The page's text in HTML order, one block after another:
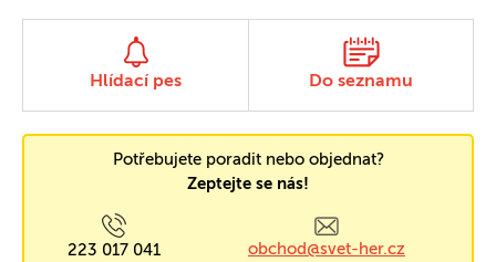
Hlídací pes Do seznamu
Potřebujete poradit nebo objednat?
Zeptejte se nás!
223 017 041 obchod@svet-her.cz